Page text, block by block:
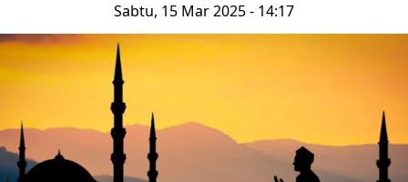
Sabtu, 15 Mar 2025 - 14:17